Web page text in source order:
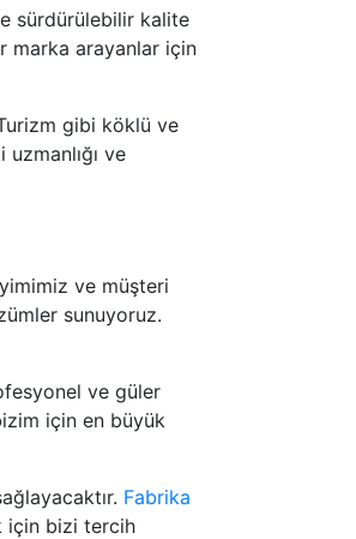
sürdürülebilir kalite
marka arayanlar için
gibi köklü ve
ve
ve müşteri
sunuyoruz.
ve güler
için en büyük
Fabrika
için bizi tercih